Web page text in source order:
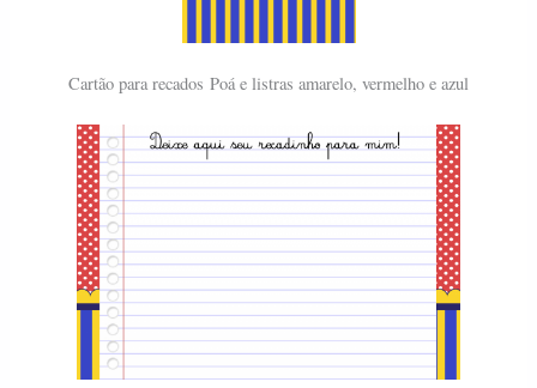
Cartão para recados Poá e listras amarelo, vermelho e azul